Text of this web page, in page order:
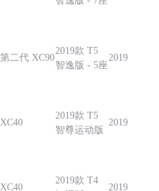
第二代 XC90
2019款 T5
智逸版 - 5座
2019
XC40
2019款 T5
智尊运动版
2019
XC40
2019款 T4
2019